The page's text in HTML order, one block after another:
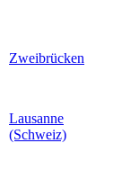
Zweibrücken
Lausanne
(Schweiz)